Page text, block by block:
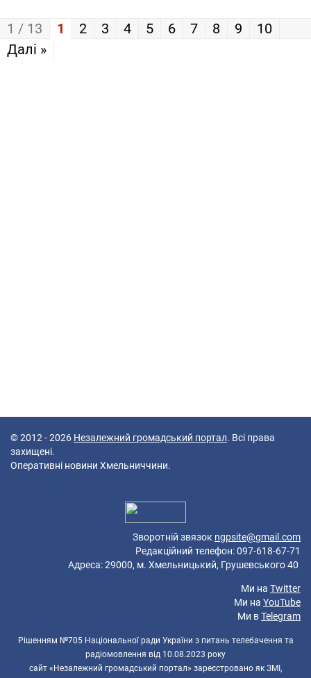
1 / 13 1 2 3 4 5 6 7 8 9
10
Далі »
© 2012 - 2026 Незалежний громадський портал. Всі права
захищені.
Оперативні новини Хмельниччини.
Зворотній звязок ngpsite@gmail.com
Редакційний телефон: 097-618-67-71
Адреса: 29000, м. Хмельницький, Грушевського 40
Ми на Twitter
Ми на YouTube
Ми вTelegram
Рішенням №705 Національної ради України з питань телебачення та
радіомовлення від 10.08.2023 року
сайт «Незалежний громадський портал» зареєстровано як ЗМІ,